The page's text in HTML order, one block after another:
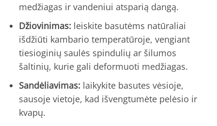
medžiagas ir vandeniui atsparią dangą.
Džiovinimas: leiskite basutėms natūraliai
išdžiūti kambario temperatūroje, vengiant
tiesioginių saulės spindulių ar šilumos
šaltinių, kurie gali deformuoti medžiagas.
Sandėliavimas: laikykite basutes vėsioje,
sausoje vietoje, kad išvengtumėte pelėsio ir
kvapų.